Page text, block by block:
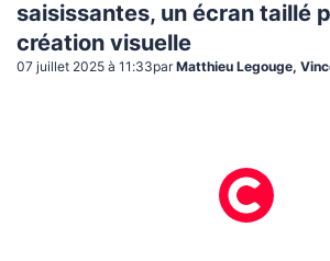
saisissantes, un écran taillé
création visuelle
07 juillet 2025 à 11:33par Matthieu Legouge,